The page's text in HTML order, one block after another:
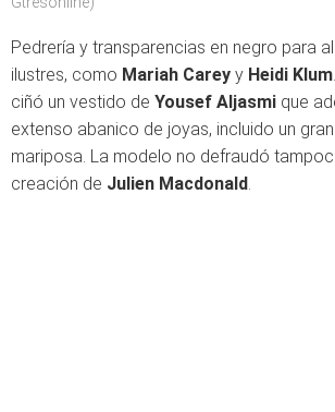
Pedrería y transparencias en negro para
ilustres, como Mariah Carey y Heidi Klum
ciñó un vestido de Yousef Aljasmi que
extenso abanico de joyas, incluido un
mariposa. La modelo no defraudó
creación de Julien Macdonald.